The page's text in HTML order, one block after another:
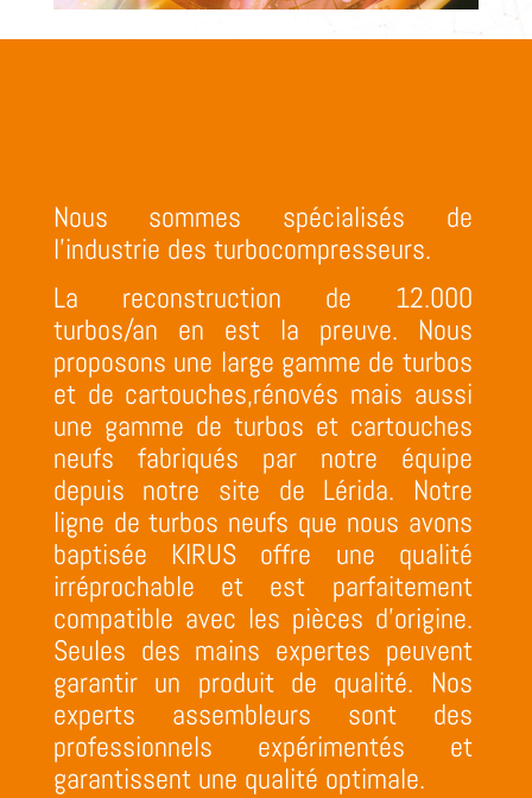
Nous sommes spécialisés de
l’industrie des turbocompresseurs.
La reconstruction de 12.000
turbos/an en est la preuve. Nous
proposons une large gamme de turbos
et de cartouches,rénovés mais aussi
une gamme de turbos et cartouches
neufs fabriqués par notre équipe
depuis notre site de Lérida. Notre
ligne de turbos neufs que nous avons
baptisée KIRUS offre une qualité
irréprochable et est parfaitement
compatible avec les pièces d’origine.
Seules des mains expertes peuvent
garantir un produit de qualité. Nos
experts assembleurs sont des
professionnels expérimentés et
garantissent une qualité optimale.